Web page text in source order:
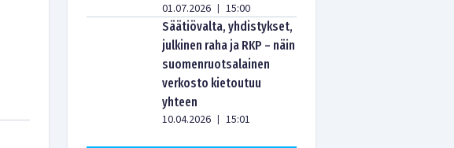
01.07.2026 | 15:00
Säätiövalta, yhdistykset,
julkinen raha ja RKP – näin
suomenruotsalainen
verkosto kietoutuu
yhteen
10.04.2026 | 15:01